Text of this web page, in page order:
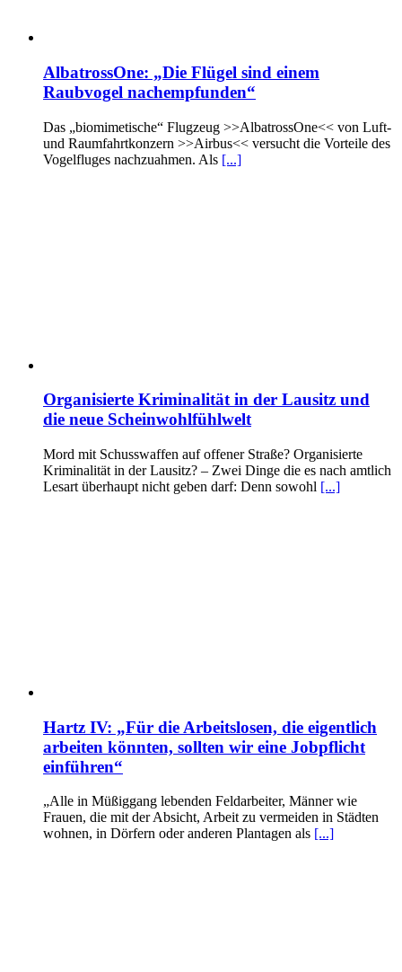
AlbatrossOne: „Die Flügel sind einem
Raubvogel nachempfunden“
Das „biomimetische“ Flugzeug >>AlbatrossOne<< von Luft-
und Raumfahrtkonzern >>Airbus<< versucht die Vorteile des
Vogelfluges nachzuahmen. Als [...]
Organisierte Kriminalität in der Lausitz und
die neue Scheinwohlfühlwelt
Mord mit Schusswaffen auf offener Straße? Organisierte
Kriminalität in der Lausitz? – Zwei Dinge die es nach amtlich
Lesart überhaupt nicht geben darf: Denn sowohl [...]
Hartz IV: „Für die Arbeitslosen, die eigentlich
arbeiten könnten, sollten wir eine Jobpflicht
einführen“
„Alle in Müßiggang lebenden Feldarbeiter, Männer wie
Frauen, die mit der Absicht, Arbeit zu vermeiden in Städten
wohnen, in Dörfern oder anderen Plantagen als [...]